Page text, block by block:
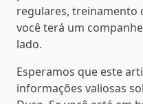
regulares, treinamento
você terá um
lado.
Esperamos que este
informações valiosas